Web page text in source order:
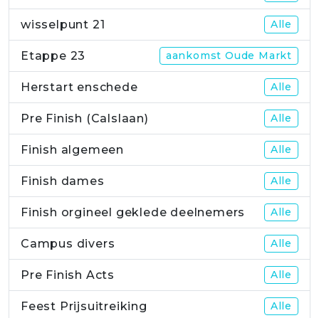
wisselpunt 21 Alle
Etappe 23 aankomst Oude Markt
Herstart enschede Alle
Pre Finish (Calslaan) Alle
Finish algemeen Alle
Finish dames Alle
Finish orgineel geklede deelnemers Alle
Campus divers Alle
Pre Finish Acts Alle
Feest Prijsuitreiking Alle